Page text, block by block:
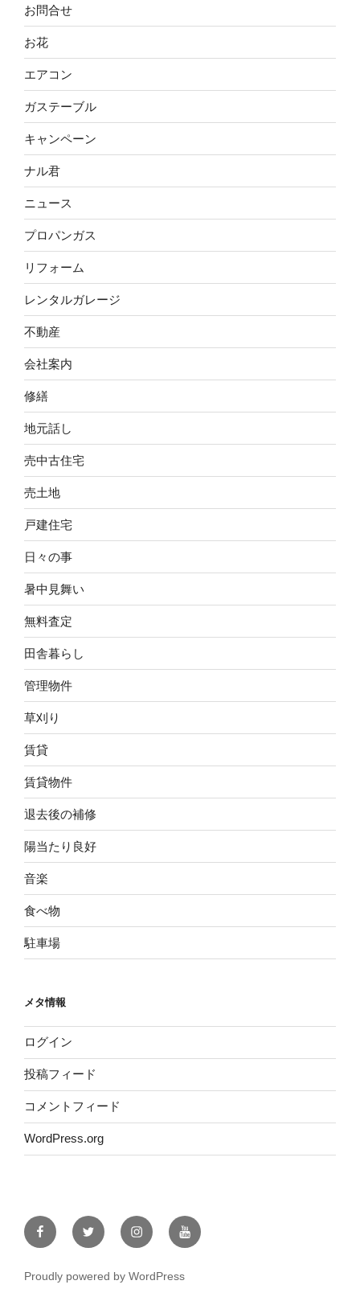
お問合せ
お花
エアコン
ガステーブル
キャンペーン
ナル君
ニュース
プロパンガス
リフォーム
レンタルガレージ
不動産
会社案内
修繕
地元話し
売中古住宅
売土地
戸建住宅
日々の事
暑中見舞い
無料査定
田舎暮らし
管理物件
草刈り
賃貸
賃貸物件
退去後の補修
陽当たり良好
音楽
食べ物
駐車場
メタ情報
ログイン
投稿フィード
コメントフィード
WordPress.org
FacebookTwitter InstagramYouTube
Proudly powered by WordPress